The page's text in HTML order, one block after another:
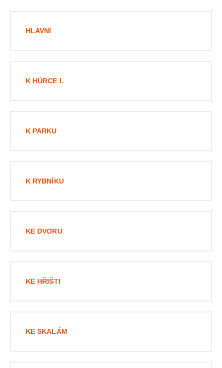
HLAVNÍ
K HŮRCE I.
K PARKU
K RYBNÍKU
KE DVORU
KE HŘIŠTI
KE SKALÁM